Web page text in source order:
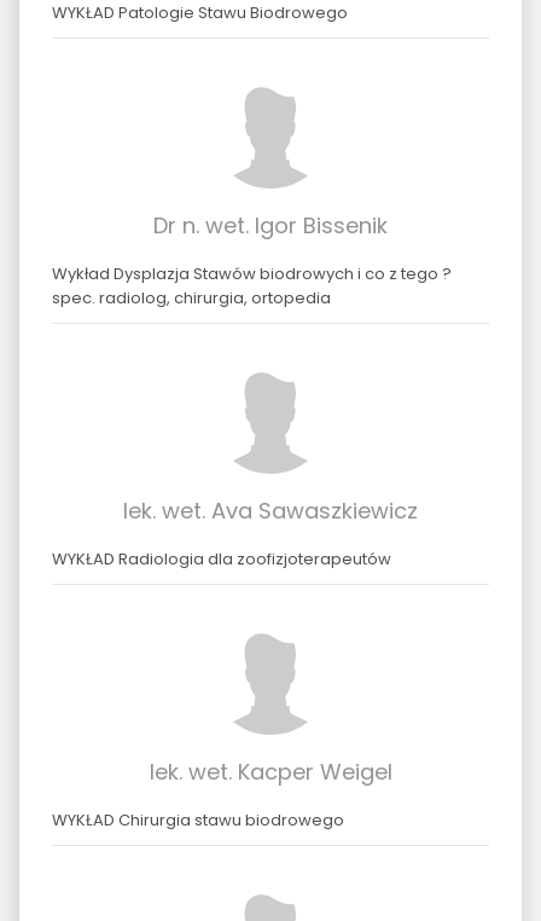
WYKŁAD Patologie Stawu Biodrowego
Dr n. wet. Igor Bissenik
Wykład Dysplazja Stawów biodrowych i co z tego ?
spec. radiolog, chirurgia, ortopedia
lek. wet. Ava Sawaszkiewicz
WYKŁAD Radiologia dla zoofizjoterapeutów
lek. wet. Kacper Weigel
WYKŁAD Chirurgia stawu biodrowego